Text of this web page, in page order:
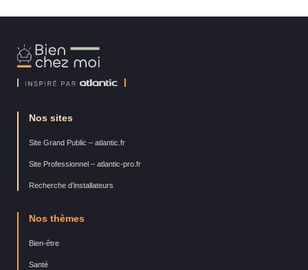
Bien
Chez
Nos sites
Site Grand Public – atlantic.fr
Site Professionnel – atlantic-pro.fr
Recherche d’installateurs
Nos thèmes
Bien-être
Santé